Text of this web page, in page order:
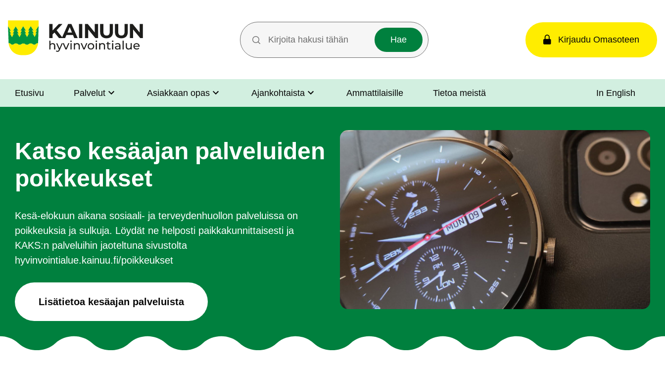
Hakutermit
Kirjaudu Omasoteen
Sote
Asiakkaille
Etusivu Palvelut Asiakkaan opas Ajankohtaista Ammattilaisille Tietoa meistä In English
Katso kesäajan palveluiden
poikkeukset
Kesä-elokuun aikana sosiaali- ja terveydenhuollon palveluissa on
poikkeuksia ja sulkuja. Löydät ne helposti paikkakunnittaisesti ja
KAKS:n palveluihin jaoteltuna sivustolta
hyvinvointialue.kainuu.fi/poikkeukset
Lisätietoa kesäajan palveluista